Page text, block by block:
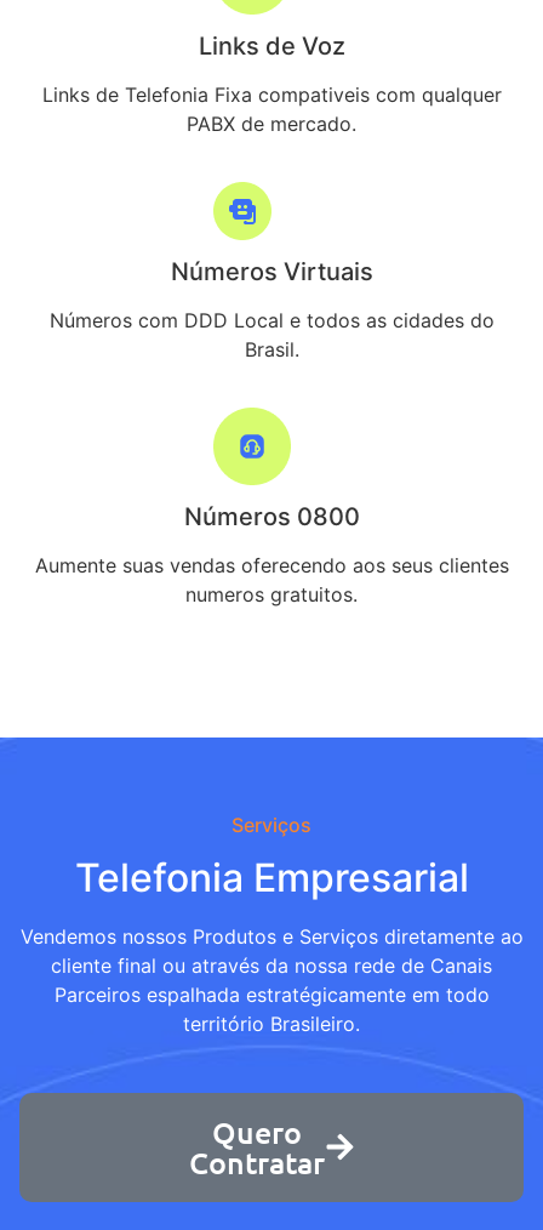
Links de Voz
Links de Telefonia Fixa compativeis com qualquer
PABX de mercado.
Números Virtuais
Números com DDD Local e todos as cidades do
Brasil.
Números 0800
Aumente suas vendas oferecendo aos seus clientes
numeros gratuitos.
Serviços
Telefonia Empresarial
Vendemos nossos Produtos e Serviços diretamente ao
cliente final ou através da nossa rede de Canais
Parceiros espalhada estratégicamente em todo
território Brasileiro.
Quero
Contratar